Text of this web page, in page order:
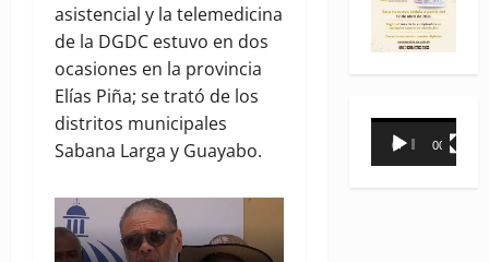
asistencial y la telemedicina
de la DGDC estuvo en dos
ocasiones en la provincia
Elías Piña; se trató de los
distritos municipales
Sabana Larga y Guayabo.
Reproductor
00:00 00:31